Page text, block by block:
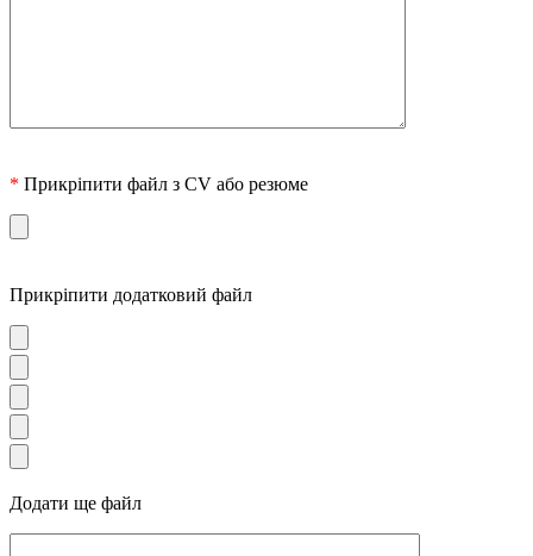
* Прикріпити файл з CV або резюме
Прикріпити додатковий файл
Додати ще файл